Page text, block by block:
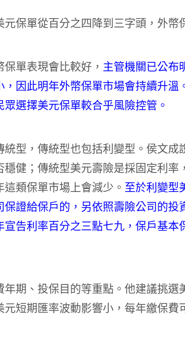
保單從百分之四降到三字頭，外幣
單表現會比較好， 主管機關已公布
因此明年外幣保單市場會持續升溫
選擇美元保單較合乎風險控管。
型，傳統型也包括利變型。侯文成
健；傳統型美元壽險是採固定利率
類保單市場上會減少。 至於利變型
證給保戶的，另依照壽險公司的投
告利率百分之三點七九，保戶基本
期、投保目的等重點。他建議挑選
短期匯率波動影響小，每年繳保費